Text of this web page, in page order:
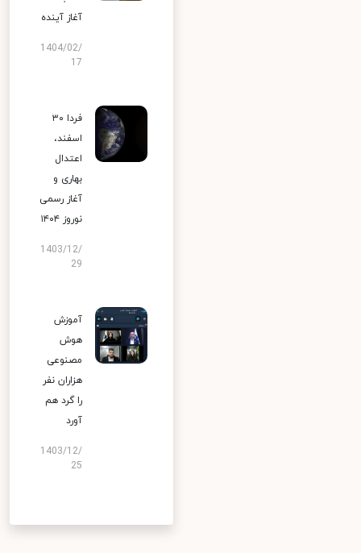
آغاز آینده
1404/02/
17
فردا ۳۰
اسفند،
اعتدال
بهاری و
آغاز رسمی
نوروز ۱۴۰۴
1403/12/
29
آموزش
هوش
مصنوعی
هزاران نفر
را گرد هم
آورد
1403/12/
25